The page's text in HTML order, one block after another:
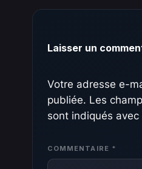
Laisser un
Votre adresse e-
publiée. Les
sont indiqués avec
COMMENTAIRE *